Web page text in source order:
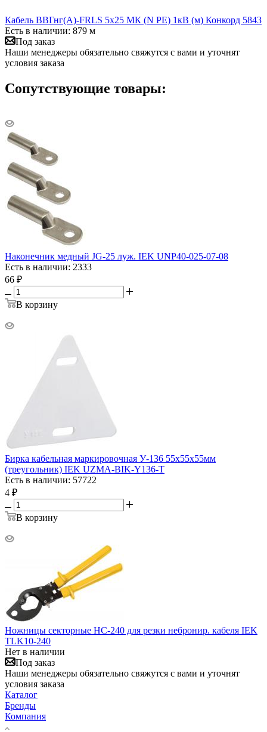
Кабель ВВГнг(А)-FRLS 5х25 МК (N PE) 1кВ (м) Конкорд 5843
Есть в наличии: 879 м
Под заказ
Наши менеджеры обязательно свяжутся с вами и уточнят
условия заказа
Сопутствующие товары:
Наконечник медный JG-25 луж. IEK UNP40-025-07-08
Есть в наличии: 2333
66 ₽
В корзину
Бирка кабельная маркировочная У-136 55х55х55мм
(треугольник) IEK UZMA-BIK-Y136-T
Есть в наличии: 57722
4 ₽
В корзину
Ножницы секторные НС-240 для резки небронир. кабеля IEK
TLK10-240
Нет в наличии
Под заказ
Наши менеджеры обязательно свяжутся с вами и уточнят
условия заказа
Каталог
Бренды
Компания